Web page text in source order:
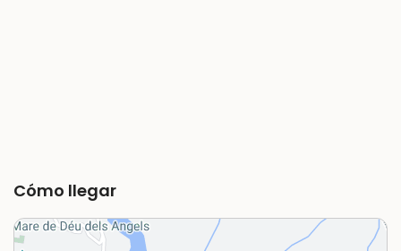
Cómo llegar